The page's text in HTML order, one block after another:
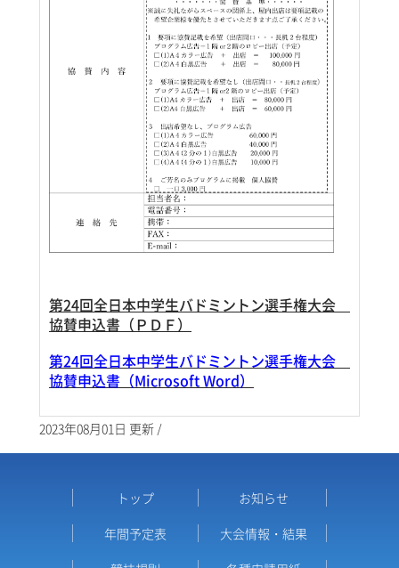
第24回全日本中学生バドミントン選手権大会
協賛申込書（ＰＤＦ）
第24回全日本中学生バドミントン選手権大会
協賛申込書（Microsoft Word）
2023年08月01日 更新 /
トップ
お知らせ
年間予定表
大会情報・結果